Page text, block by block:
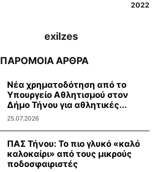
2022
exilzes
ΠΑΡΟΜΟΙΑ ΑΡΘΡΑ
Νέα χρηματοδότηση από το
Υπουργείο Αθλητισμού στον
Δήμο Τήνου για αθλητικές...
25.07.2026
ΠΑΣ Τήνου: Το πιο γλυκό «καλό
καλοκαίρι» από τους μικρούς
ποδοσφαιριστές